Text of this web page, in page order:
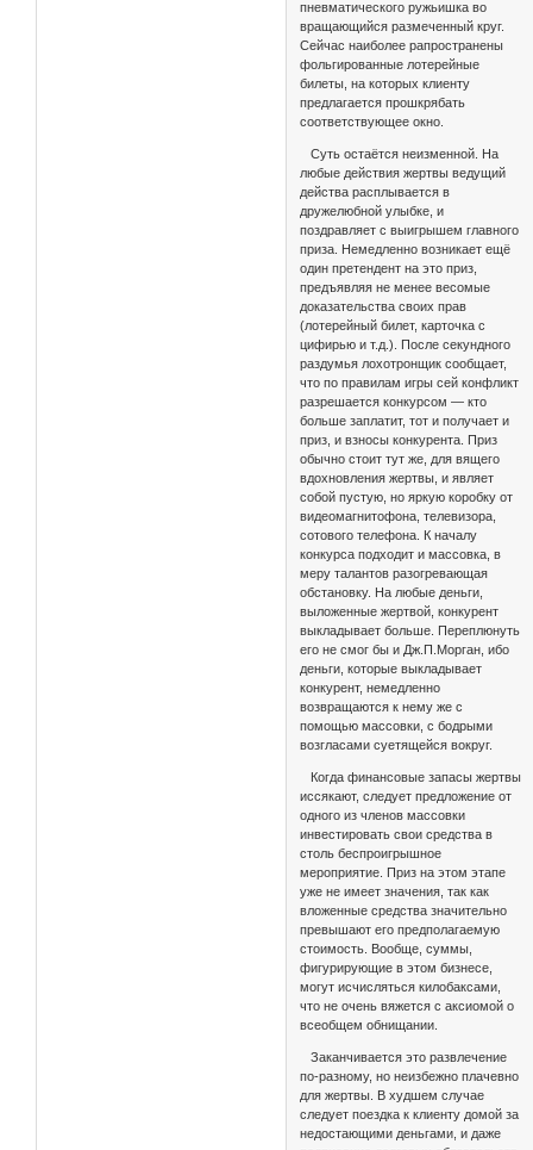
пневматического ружьишка во
вращающийся размеченный круг.
Сейчас наиболее рапространены
фольгированные лотерейные
билеты, на которых клиенту
предлагается прошкрябать
соответствующее окно.
Суть остаётся неизменной. На
любые действия жертвы ведущий
действа расплывается в
дружелюбной улыбке, и
поздравляет с выигрышем главного
приза. Немедленно возникает ещё
один претендент на это приз,
предъявляя не менее весомые
доказательства своих прав
(лотерейный билет, карточка с
цифирью и т.д.). После секундного
раздумья лохотронщик сообщает,
что по правилам игры сей конфликт
разрешается конкурсом — кто
больше заплатит, тот и получает и
приз, и взносы конкурента. Приз
обычно стоит тут же, для вящего
вдохновления жертвы, и являет
собой пустую, но яркую коробку от
видеомагнитофона, телевизора,
сотового телефона. К началу
конкурса подходит и массовка, в
меру талантов разогревающая
обстановку. На любые деньги,
выложенные жертвой, конкурент
выкладывает больше. Переплюнуть
его не смог бы и Дж.П.Морган, ибо
деньги, которые выкладывает
конкурент, немедленно
возвращаются к нему же с
помощью массовки, с бодрыми
возгласами суетящейся вокруг.
Когда финансовые запасы жертвы
иссякают, следует предложение от
одного из членов массовки
инвестировать свои средства в
столь беспроигрышное
мероприятие. Приз на этом этапе
уже не имеет значения, так как
вложенные средства значительно
превышают его предполагаемую
стоимость. Вообще, суммы,
фигурирующие в этом бизнесе,
могут исчисляться килобаксами,
что не очень вяжется с аксиомой о
всеобщем обнищании.
Заканчивается это развлечение
по-разному, но неизбежно плачевно
для жертвы. В худшем случае
следует поездка к клиенту домой за
недостающими деньгами, и даже